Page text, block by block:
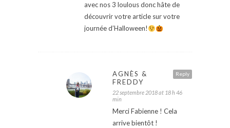
avec nos 3 loulous donc hâte de
découvrir votre article sur votre
journée d’Halloween!
Reply
AGNÈS &
FREDDY
22 septembre 2018 at 18 h 46
min
Merci Fabienne ! Cela
arrive bientôt !